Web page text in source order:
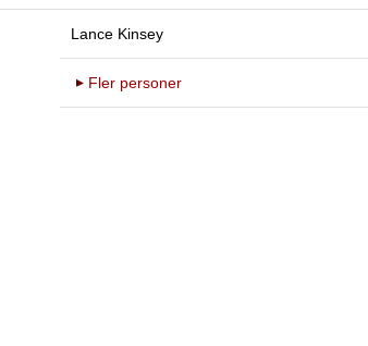
Lance Kinsey
Fler personer